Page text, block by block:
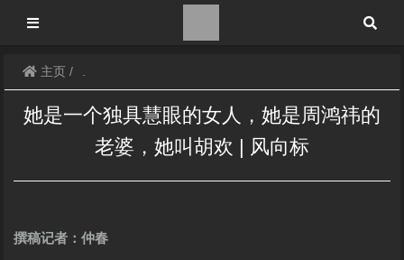
主页
她是一个独具慧眼的女人，她是周鸿祎的
老婆，她叫胡欢 | 风向标
撰稿记者：仲春